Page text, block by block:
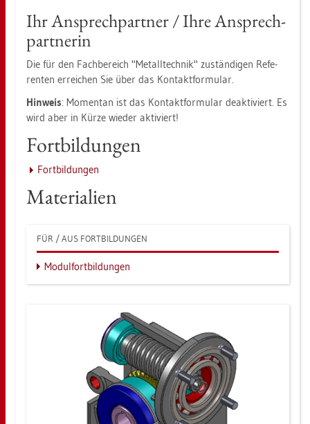
Ihr An­sprech­part­ner / Ihre An­sprech­
part­ne­rin
Die für den Fach­be­reich "Me­tall­tech­nik" zu­stän­di­gen Re­fe­
ren­ten er­rei­chen Sie über das Kon­takt­for­mu­lar.
Hin­weis: Mo­men­tan ist das Kon­takt­for­mu­lar de­ak­ti­viert. Es
wird aber in Kürze wie­der ak­ti­viert!
Fort­bil­dun­gen
Fort­bil­dun­gen
Ma­te­ria­li­en
FÜR / AUS FORT­BIL­DUN­GEN
Mo­dul­fort­bil­dun­gen